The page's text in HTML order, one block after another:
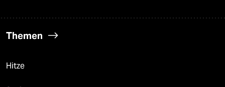
Themen
Hitze